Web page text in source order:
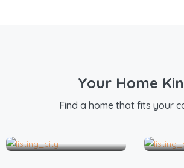
Your Home
Find a home that fits your